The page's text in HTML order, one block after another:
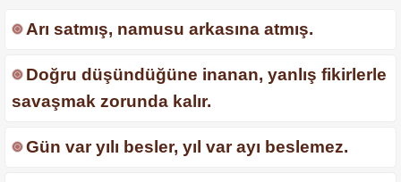
Arı satmış, namusu arkasına atmış.
Doğru düşündüğüne inanan, yanlış fikirlerle
savaşmak zorunda kalır.
Gün var yılı besler, yıl var ayı beslemez.